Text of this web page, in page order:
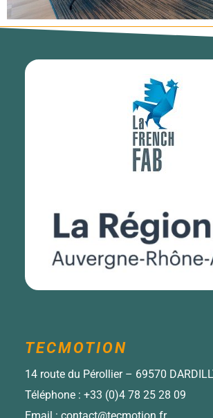
TECMOTION
14 route du Pérollier – 69570
Téléphone : +33 (0)4 78 25 28 09